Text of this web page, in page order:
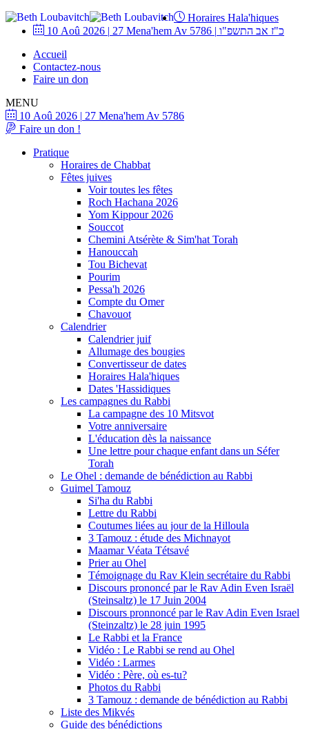
Horaires Hala'hiques
10 Aoû 2026 | 27 Mena'hem Av 5786 | כ"ז אב התשפ"ו
Accueil
Contactez-nous
Faire un don
MENU
10 Aoû 2026 | 27 Mena'hem Av 5786
Faire un don !
Pratique
Horaires de Chabbat
Fêtes juives
Voir toutes les fêtes
Roch Hachana 2026
Yom Kippour 2026
Souccot
Chemini Atsérète & Sim'hat Torah
Hanouccah
Tou Bichevat
Pourim
Pessa'h 2026
Compte du Omer
Chavouot
Calendrier
Calendrier juif
Allumage des bougies
Convertisseur de dates
Horaires Hala'hiques
Dates 'Hassidiques
Les campagnes du Rabbi
La campagne des 10 Mitsvot
Votre anniversaire
L'éducation dès la naissance
Une lettre pour chaque enfant dans un Séfer
Torah
Le Ohel : demande de bénédiction au Rabbi
Guimel Tamouz
Si'ha du Rabbi
Lettre du Rabbi
Coutumes liées au jour de la Hilloula
3 Tamouz : étude des Michnayot
Maamar Véata Tétsavé
Prier au Ohel
Témoignage du Rav Klein secrétaire du Rabbi
Discours prononcé par le Rav Adin Even Israël
(Steinsaltz) le 17 Juin 2004
Discours pronnoncé par le Rav Adin Even Israel
(Steinzaltz) le 28 juin 1995
Le Rabbi et la France
Vidéo : Le Rabbi se rend au Ohel
Vidéo : Larmes
Vidéo : Père, où es-tu?
Photos du Rabbi
3 Tamouz : demande de bénédiction au Rabbi
Liste des Mikvés
Guide des bénédictions